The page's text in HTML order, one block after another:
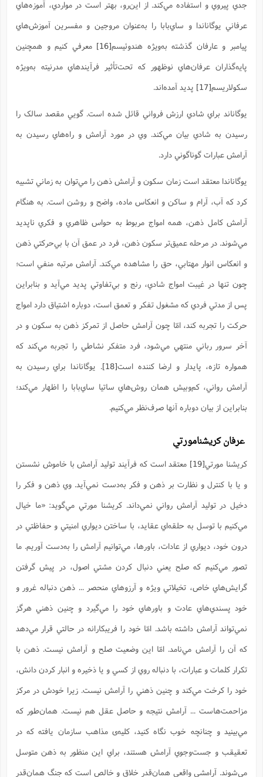
جدي پيروي و استفاده مي‌کند. از اين‌رو، بهتر است در مواردي، آموزه‌هاي
عرفاني يوگاناندا و ساي‌بابا را به‌عنوان مروجين و مفسرين آموزش‌هاي
پيامبر و عارفان گذشته به‌ویژه هندوئيسم[16]
معرفي کنيم و همچنين
پایه‌گذاران عرفان‌هاي نوظهور که تحت‌تأثير فرآيند‌هاي مدرنيته به‌ویژه
سکولاريسم[17] پديد آمده‌اند.
يوگاناند براي شادي ارزش فرواني قائل شده است. گويي مقصد سالک را
رسيدن به شادي بيان مي‌کند. وي در مورد آرامش و راه‌هاي رسيدن به
آرامش عبارات گوناگوني دارد.
يوگاناندا معتقد است زمان سکون و آرامش ذهن را مي‌توان به زماني تشبيه
کرد که آب، آرام و ساکن و انعکاس ماده، واضح و روشن است. به هنگام
آرامش کامل ذهن، همه امواج مربوط به حواس ظاهر‌ي و فکري ناپديد
مي‌شوند. در مرحله عميق‌تر سکون ذهن، فرد در عمق آن با بي‌حرکتي ذهن
و انعکاس انوار مهتابي، حق را مشاهده مي‌کند. آرامش مرتبه منفي است؛
چون تنها در غيبت امواج شادي، رنج و بي‌تفاوتي پديد مي‌آيد و بنابراين
پس از مدتي فردي که مشغول تفکر و تعمق است، دوباره اشتياق دارد امواج
حرکت را تجربه کند، امّا چون آرامش حاصل از تمرکز ذهن به سکون و در
آخر سرور رباني منتهي مي‌شود، فرد متفکر نشاطي را تجربه مي‌کند که
همواره تازه، پايدار و ارضا کننده است[18]
. يوگاناندا براي رسيدن به
آرامش رواني، کم‌وبیش همان روش‌هاي ساتيا ساي‌بابا را اظهار مي‌کند؛
بنابراين از بيان دوباره آنها صرف‌نظر مي‌کنيم.
عرفان کريشنامورتي
کريشنا مورتي[19]
معتقد است که فرآيند توليد آرامش با خاموش نشستن
و يا با کنترل و نظارت بر ذهن و فکر به‌دست نمي‌آيد. وي ذهن و فکر را
دخيل در توليد آرامش رواني نمي‌داند. كريشنا مورتي مي‌گويد: «ما خيال
مي‌کنيم با توسل به حلقه‌اي عقايد، با ساختن ديواري امنيتي و حفاظتي در
درون خود، ديواري از عادات، باورها، مي‌توانيم آرامش را به‌دست آوريم. ما
تصور مي‌کنيم که صلح يعني دنبال کردن مشتي اصول، در پيش گرفتن
گرايش‌هاي خاص، تخيلاتي ويژه و آرزوهاي منحصر ... ذهن دنباله غرور و
خود پسندي‌هاي عادت و باورهاي خود را مي‌گيرد و چنين ذهني هرگز
نمي‌تواند آرامش داشته باشد. امّا خود را فريبکارانه در حالتي قرار مي‌دهد
که آن را آرامش مي‌نامد. امّا اين وضعيت صلح و آرامش نيست. ذهن با
تکرار کلمات و عبارات، با دنباله روي از کسي و يا ذخيره و انبار کردن دانش،
خود را کرخت مي‌کند و چنين ذهني را آرامش نيست. زيرا خودش در مرکز
مزاحمت‌هاست ... آرامش نتيجه و حاصل عقل هم نيست. همان‌طور که
مي‌بينيد و چنانچه خوب نگاه کنيد، کليه‌ی مذاهب سازمان يافته که در
تعقيقب و جست‌وجوي آرامش هستند، براي اين منظور به ذهن متوسل
مي‌شوند. آرامشي واقعي همان‌قدر خلاق و خالص است که جنگ همان‌قدر